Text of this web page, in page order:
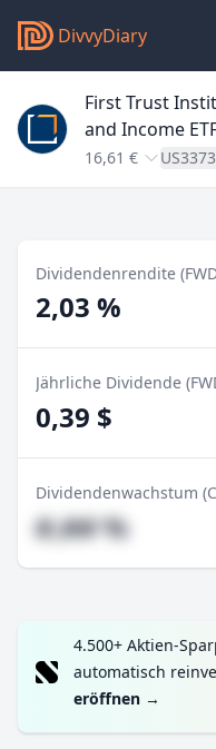
DivvyDiary
First Trust
and Income
16,61 €
Dividendenrendite
2,03 %
Jährliche Dividende
0,39 $
Dividendenwachstum
#,## %
4.500+ Aktien-
automatisch
eröffnen →